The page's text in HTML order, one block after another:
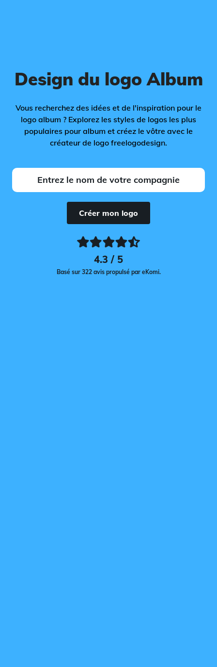
Design du logo Album
Vous recherchez des idées et de l'inspiration pour le
logo album ? Explorez les styles de logos les plus
populaires pour album et créez le vôtre avec le
créateur de logo freelogodesign.
Créer mon logo
4.3 / 5
Basé sur 322 avis propulsé par eKomi.